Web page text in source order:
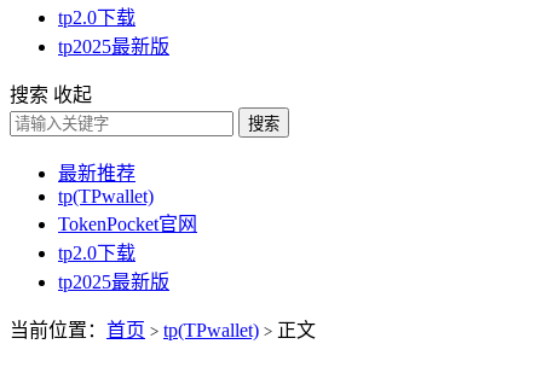
tp2.0下载
tp2025最新版
搜索 收起
搜索
最新推荐
tp(TPwallet)
TokenPocket官网
tp2.0下载
tp2025最新版
当前位置： 首页 > tp(TPwallet) > 正文